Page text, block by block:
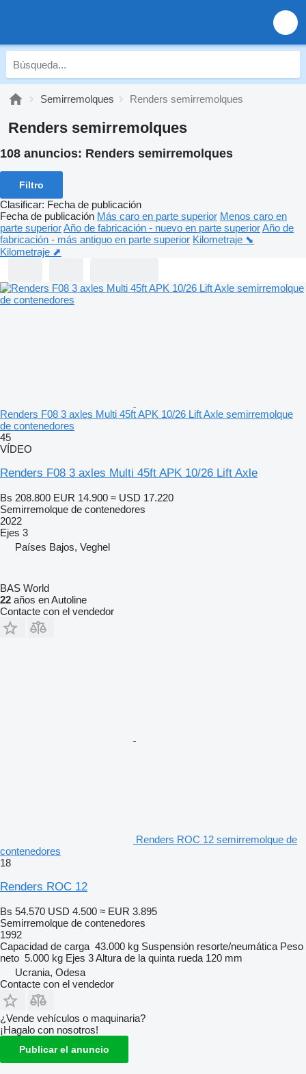
Semirremolques Renders semirremolques
Renders semirremolques
108 anuncios: Renders semirremolques
Filtro
Clasificar: Fecha de publicación
Fecha de publicación Más caro en parte superior Menos caro en
parte superiorAño de fabricación - nuevo en parte superiorAño de
fabricación - más antiguo en parte superior Kilometraje ⬊
Kilometraje ⬈
Renders F08 3 axles Multi 45ft APK 10/26 Lift Axle semirremolque
de contenedores
45
VÍDEO
Renders F08 3 axles Multi 45ft APK 10/26 Lift Axle
Bs 208.800 EUR 14.900 ≈ USD 17.220
Semirremolque de contenedores
2022
Ejes 3
Países Bajos, Veghel
BAS World
22 años en Autoline
Contacte con el vendedor
Renders ROC 12 semirremolque de
contenedores
18
Renders ROC 12
Bs 54.570 USD 4.500 ≈ EUR 3.895
Semirremolque de contenedores
1992
Capacidad de carga 43.000 kg Suspensión resorte/neumática Peso
neto 5.000 kg Ejes 3Altura de la quinta rueda 120 mm
Ucrania, Odesa
Contacte con el vendedor
¿Vende vehículos o maquinaria?
¡Hagalo con nosotros!
Publicar el anuncio